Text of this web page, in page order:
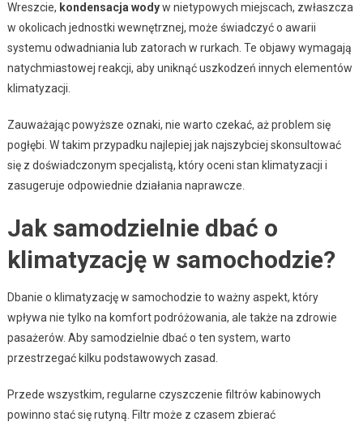
Wreszcie, kondensacja wodyw nietypowych miejscach, zwłaszcza
w okolicach jednostki wewnętrznej, może świadczyć o awarii
systemu odwadniania lub zatorach w rurkach. Te objawy wymagają
natychmiastowej reakcji, aby uniknąć uszkodzeń innych elementów
klimatyzacji.
Zauważając powyższe oznaki, nie warto czekać, aż problem się
pogłębi. W takim przypadku najlepiej jak najszybciej skonsultować
się z doświadczonym specjalistą, który oceni stan klimatyzacji i
zasugeruje odpowiednie działania naprawcze.
Jak samodzielnie dbać o
klimatyzację w samochodzie?
Dbanie o klimatyzację w samochodzie to ważny aspekt, który
wpływa nie tylko na komfort podróżowania, ale także na zdrowie
pasażerów. Aby samodzielnie dbać o ten system, warto
przestrzegać kilku podstawowych zasad.
Przede wszystkim, regularne czyszczenie filtrów kabinowych
powinno stać się rutyną. Filtr może z czasem zbierać